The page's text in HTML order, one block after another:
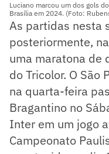
Luciano marcou um dos gols
Brasília em 2024. (Foto:
As partidas nesta
posteriormente,
uma maratona de
do Tricolor. O São
na quarta-feira
Bragantino no
Inter em um jogo
Campeonato